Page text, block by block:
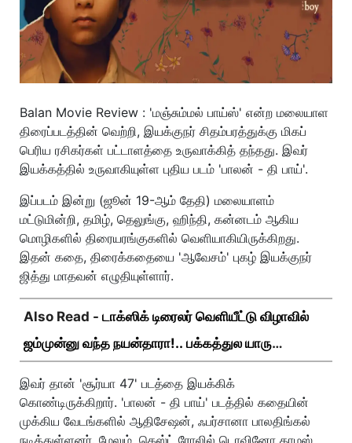
Balan Movie Review : 'மஞ்சும்மல் பாய்ஸ்' என்ற மலையாள
திரைப்படத்தின் வெற்றி, இயக்குநர் சிதம்பரத்துக்கு மிகப்
பெரிய ரசிகர்கள் பட்டாளத்தை உருவாக்கித் தந்தது. இவர்
இயக்கத்தில் உருவாகியுள்ள புதிய படம் 'பாலன் - தி பாய்'.
இப்படம் இன்று (ஜூன் 19-ஆம் தேதி) மலையாளம்
மட்டுமின்றி, தமிழ், தெலுங்கு, ஹிந்தி, கன்னடம் ஆகிய
மொழிகளில் திரையரங்குகளில் வெளியாகியிருக்கிறது.
இதன் கதை, திரைக்கதையை 'ஆவேசம்' புகழ் இயக்குநர்
ஜித்து மாதவன் எழுதியுள்ளார்.
Also Read - டாக்ஸிக் டிரைலர் வெளியீட்டு விழாவில்
ஜம்முன்னு வந்த நயன்தாரா!.. பக்கத்துல யாரு
இவர் தான் 'சூர்யா 47' படத்தை இயக்கிக்
கொண்டிருக்கிறார். 'பாலன் - தி பாய்' படத்தில் கதையின்
முக்கிய வேடங்களில் ஆதிசேஷன், ஃபர்சானா பாலதிங்கல்
நடித்துள்ளனர். மேலும், கெஸ்ட் ரோலில் டொவினோ தாமஸ்